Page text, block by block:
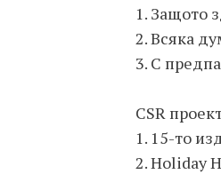
1. Защото
2. Всяка
3. С
CSR
1. 15-то
2. Holiday